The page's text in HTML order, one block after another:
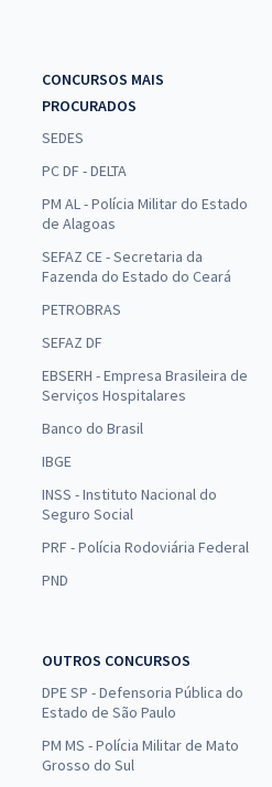
CONCURSOS MAIS
PROCURADOS
SEDES
PC DF - DELTA
PM AL - Polícia Militar do Estado
de Alagoas
SEFAZ CE - Secretaria da
Fazenda do Estado do Ceará
PETROBRAS
SEFAZ DF
EBSERH - Empresa Brasileira de
Serviços Hospitalares
Banco do Brasil
IBGE
INSS - Instituto Nacional do
Seguro Social
PRF - Polícia Rodoviária Federal
PND
OUTROS CONCURSOS
DPE SP - Defensoria Pública do
Estado de São Paulo
PM MS - Polícia Militar de Mato
Grosso do Sul